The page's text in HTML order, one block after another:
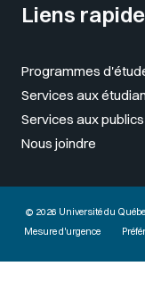
Liens
Programmes
Services aux
Services aux publics
Nous joindre
© 2026 Université du
Mesure d'urgence